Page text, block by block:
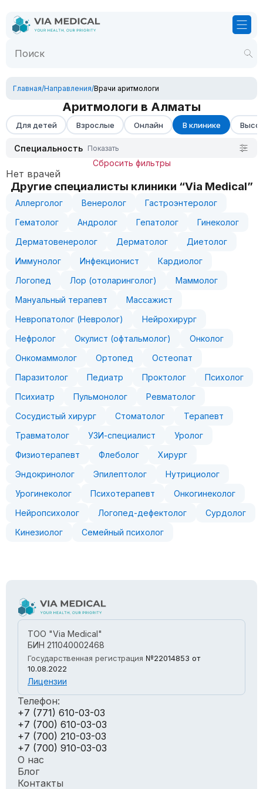
Главная/Направления/Врачи аритмологи
Аритмологи в Алматы
Для детей Взрослые Онлайн В клинике
Специальность Показать
Сбросить фильтры
Нет врачей
Другие специалисты клиники “Via Medical”
Аллерголог Венеролог
Гастроэнтеролог
Гематолог
Андролог Гепатолог
Гинеколог
Дерматовенеролог
Дерматолог
Диетолог
Иммунолог
Инфекционист
Кардиолог
Логопед
Лор (отоларинголог)
Маммолог
Мануальный терапевт
Массажист
Невропатолог (Невролог)
Нейрохирург
Нефролог
Окулист (офтальмолог)
Онколог
Онкомаммолог
Ортопед
Остеопат
Паразитолог
Педиатр Проктолог
Психолог
Психиатр
Пульмонолог
Ревматолог
Сосудистый хирург
Стоматолог
Терапевт
Травматолог
УЗИ-специалист
Уролог
Физиотерапевт
Флеболог
Хирург
Эндокринолог
Эпилептолог
Нутрициолог
Урогинеколог
Психотерапевт
Онкогинеколог
Нейропсихолог
Логопед-дефектолог
Сурдолог
Кинезиолог
Семейный психолог
ТОО "Via Medical"
БИН 211040002468
Государственная регистрация №22014853 от
10.08.2022
Лицензии
Телефон:
+7 (771) 610-03-03
+7 (700) 610-03-03
+7 (700) 210-03-03
+7 (700) 910-03-03
О нас
Блог
Контакты